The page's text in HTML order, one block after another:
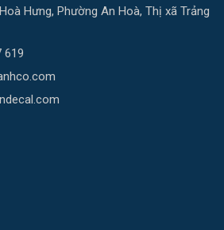
Hưng, Phường An Hoà, Thị xã Trảng
619